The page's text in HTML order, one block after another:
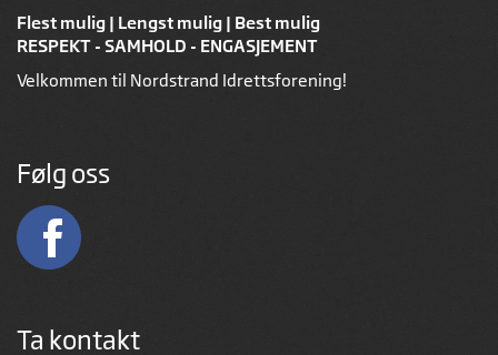
Flest mulig | Lengst mulig | Best mulig
RESPEKT - SAMHOLD - ENGASJEMENT
Velkommen til Nordstrand Idrettsforening!
Følg oss
Ta kontakt